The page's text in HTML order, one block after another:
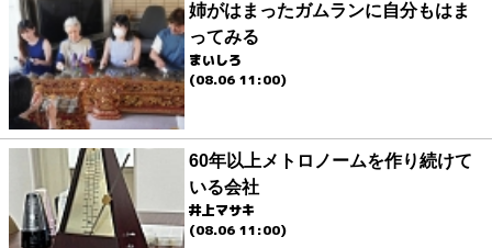
姉がはまったガムランに自分もはま
ってみる
まいしろ
(08.06 11:00)
60年以上メトロノームを作り続けて
いる会社
井上マサキ
(08.06 11:00)